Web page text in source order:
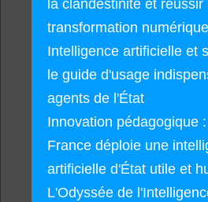
la clandestinité et réussir
transformation
Intelligence artificielle et
le guide d'usage
agents de l'État
Innovation pédagogique
France déploie une
artificielle d'État utile et
L'Odyssée de